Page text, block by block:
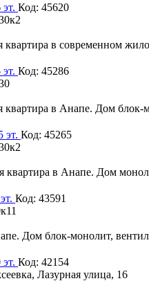
Код: 45620
квартира в современном
Код: 45286
квартира в Анапе. Дом
эт. Код: 45265
квартира в Анапе. Дом
Код: 43591
Дом блок-монолит,
Код: 42154
Лазурная улица, 16